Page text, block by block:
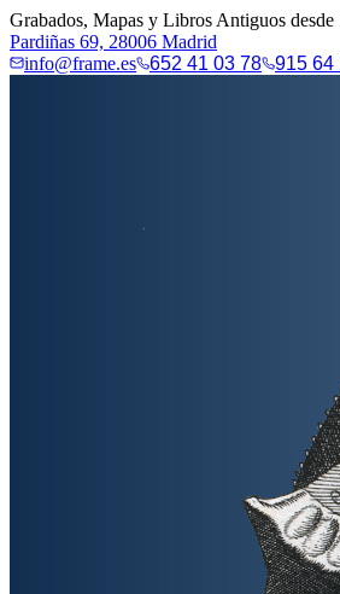
Grabados, Mapas y Libros Antiguos desde
Pardiñas 69, 28006 Madrid
info@frame.es
652 41 03 78 915 64